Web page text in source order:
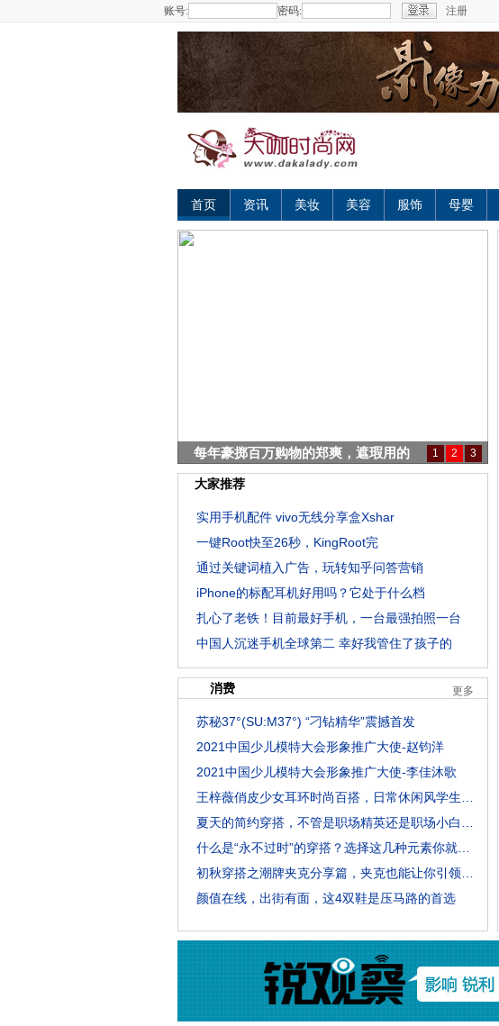
账号: 密码: 注册
首页 资讯 美妆 美容 服饰 母婴
每年豪掷百万购物的郑爽，遮瑕用的 1 2 3
大家推荐
实用手机配件 vivo无线分享盒Xshar
一键Root快至26秒，KingRoot完
通过关键词植入广告，玩转知乎问答营销
iPhone的标配耳机好用吗？它处于什么档
扎心了老铁！目前最好手机，一台最强拍照一台
中国人沉迷手机全球第二 幸好我管住了孩子的
消费 更多
苏秘37°(SU:M37°) “刁钻精华”震撼首发
2021中国少儿模特大会形象推广大使-赵钧洋
2021中国少儿模特大会形象推广大使-李佳沐歌
颜值在线，出街有面，这4双鞋是压马路的首选